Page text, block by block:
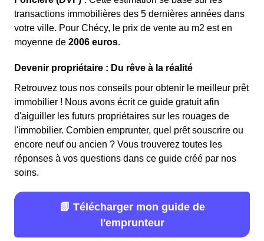
transactions immobilières des 5 dernières années dans
votre ville. Pour Chécy, le prix de vente au m2 est en
moyenne de 2006 euros.
Devenir propriétaire : Du rêve à la réalité
Retrouvez tous nos conseils pour obtenir le meilleur prêt
immobilier ! Nous avons écrit ce guide gratuit afin
d'aiguiller les futurs propriétaires sur les rouages de
l'immobilier. Combien emprunter, quel prêt souscrire ou
encore neuf ou ancien ? Vous trouverez toutes les
réponses à vos questions dans ce guide créé par nos
soins.
📗 Télécharger mon guide de
l'emprunteur